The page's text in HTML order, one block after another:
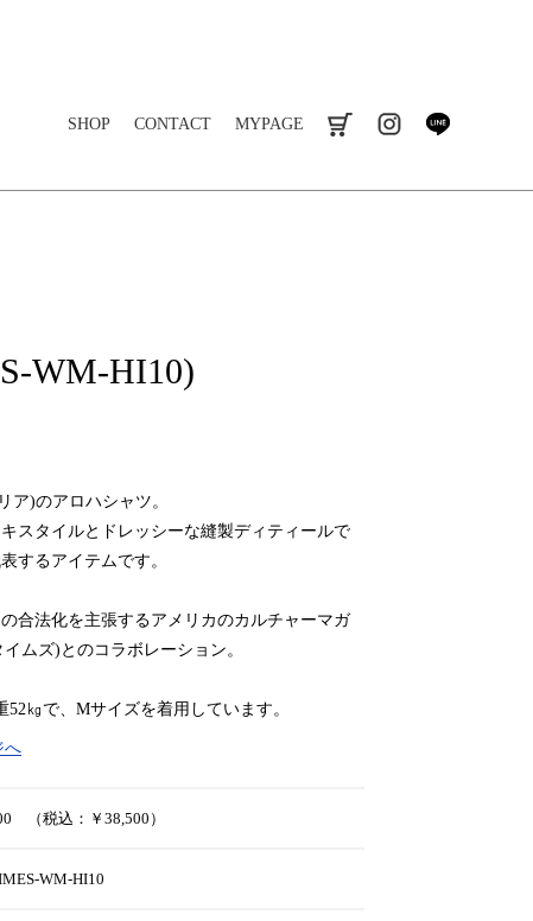
SHOP CONTACT MYPAGE instagram
WM-HI10)
ア)のアロハシャツ。
スタイルとドレッシーな縫製ディティールで
するアイテムです。
合法化を主張するアメリカのカルチャーマガ
ムズ)とのコラボレーション。
52㎏で、Mサイズを着用しています。
へ
（税込：￥38,500）
WM-HI10